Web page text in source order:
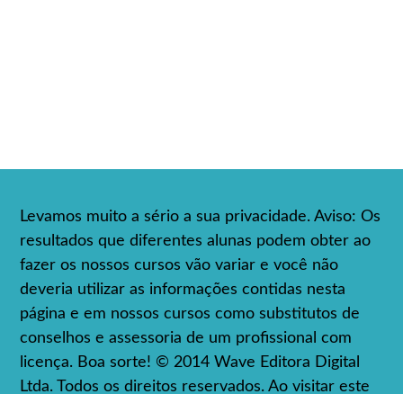
Levamos muito a sério a sua privacidade. Aviso: Os
resultados que diferentes alunas podem obter ao
fazer os nossos cursos vão variar e você não
deveria utilizar as informações contidas nesta
página e em nossos cursos como substitutos de
conselhos e assessoria de um profissional com
licença. Boa sorte! © 2014 Wave Editora Digital
Ltda. Todos os direitos reservados. Ao visitar este